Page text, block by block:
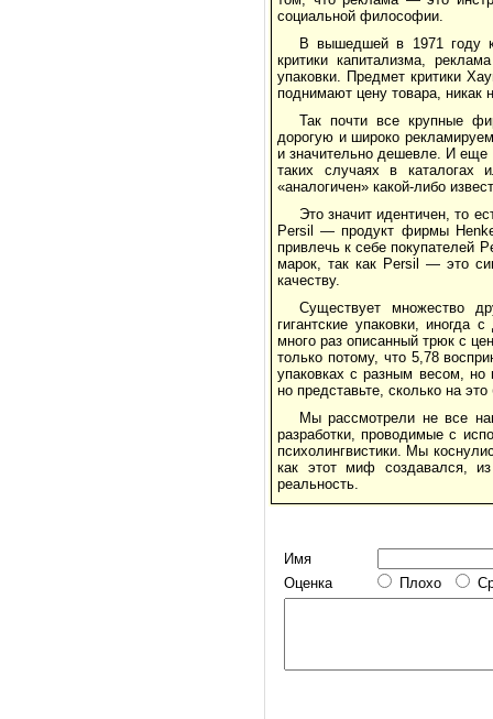
социальной философии.
В вышедшей в 1971 году
критики капитализма,
упаковки. Предмет критики
поднимают цену товара, никак
Так почти все крупные
дорогую и широко
и значительно дешевле. И еще
таких случаях в каталогах
«аналогичен» какой-либо
Это значит идентичен, то
Persil — продукт фирмы
привлечь к себе покупателей
марок, так как Persil — это
качеству.
Существует множество
гигантские упаковки,
много раз описанный трюк с
только потому, что 5,78
упаковках с разным весом, но
но представьте, сколько на
Мы рассмотрели не все
разработки, проводимые с
психолингвистики. Мы
как этот миф создавался,
реальность.
Имя
Оценка
Плохо